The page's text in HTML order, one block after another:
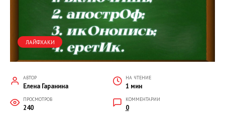
ЛАЙФХАКИ
АВТОР
Елена Гаранина
НА ЧТЕНИЕ
1 мин
ПРОСМОТРОВ
240
КОММЕНТАРИИ
0